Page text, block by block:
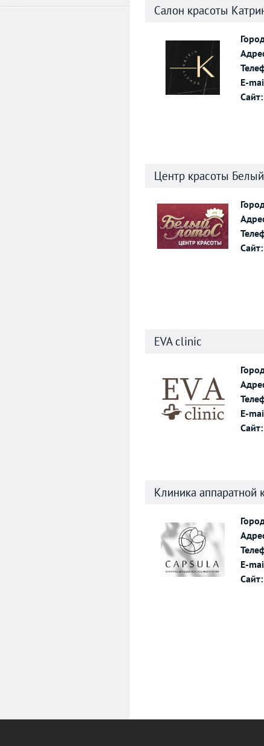
Салон красоты
E-
Сайт:
Центр красоты
Сайт:
EVA clinic
E-
Сайт:
Клиника аппаратной
E-
Сайт: